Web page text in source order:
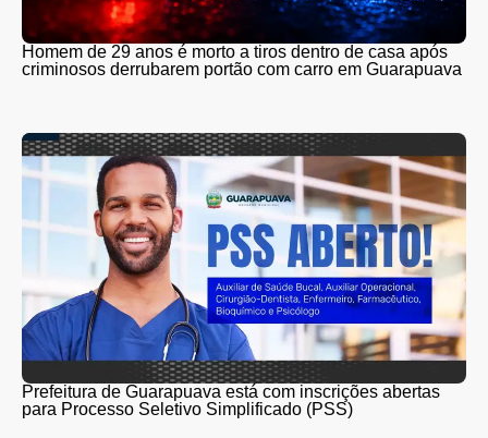
Homem de 29 anos é morto a tiros dentro de casa após
criminosos derrubarem portão com carro em Guarapuava
Prefeitura de Guarapuava está com inscrições abertas
para Processo Seletivo Simplificado (PSS)